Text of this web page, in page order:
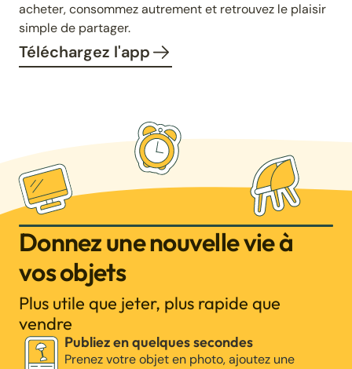
acheter, consommez autrement et retrouvez le plaisir
simple de partager.
Téléchargez l'app
Donnez une nouvelle vie à
vos objets
Plus utile que jeter, plus rapide que
vendre
Publiez en quelques secondes
Prenez votre objet en photo, ajoutez une